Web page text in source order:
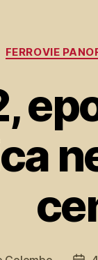
FERROVIE